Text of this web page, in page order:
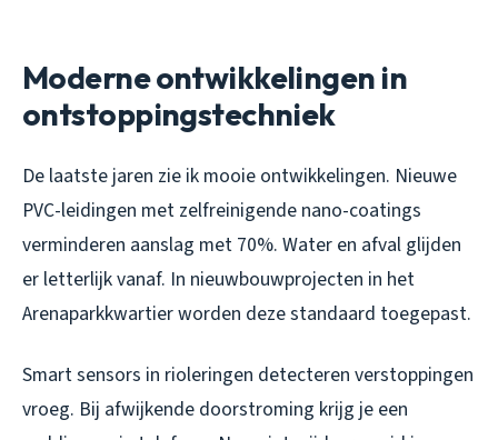
Moderne ontwikkelingen in
ontstoppingstechniek
De laatste jaren zie ik mooie ontwikkelingen. Nieuwe
PVC-leidingen met zelfreinigende nano-coatings
verminderen aanslag met 70%. Water en afval glijden
er letterlijk vanaf. In nieuwbouwprojecten in het
Arenaparkkwartier worden deze standaard toegepast.
Smart sensors in rioleringen detecteren verstoppingen
vroeg. Bij afwijkende doorstroming krijg je een